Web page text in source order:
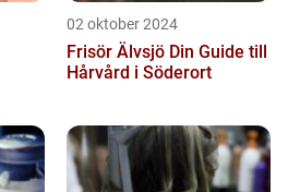
02 oktober 2024
Frisör Älvsjö Din Guide till
Hårvård i Söderort